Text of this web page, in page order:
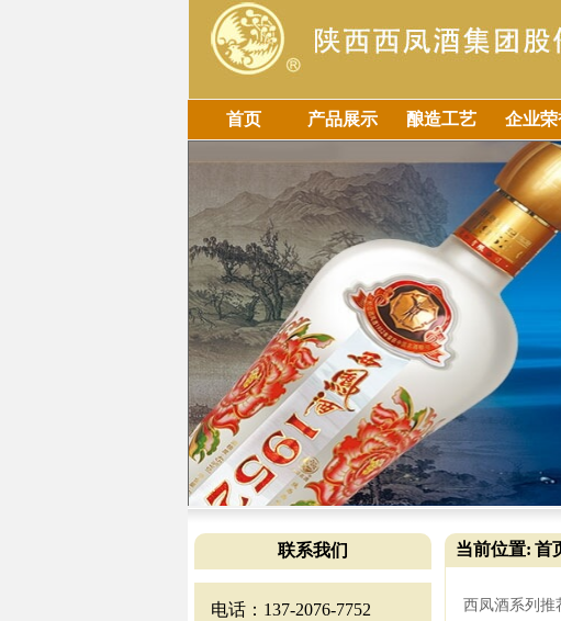
首页 产品展示 酿造工艺 企业荣
联系我们
电话：137-2076-7752
当前位置: 首
西凤酒系列推